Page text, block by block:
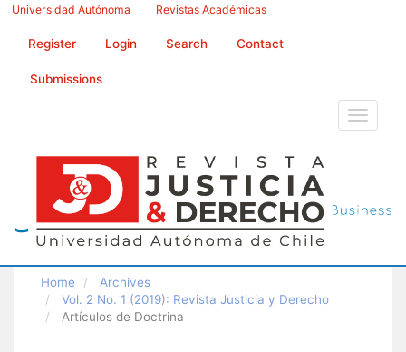
Main
Main
Sidebar
Universidad Autónoma Revistas Académicas
Register Login Search Contact
Submissions
Toggle
Home
Archives
Vol. 2 No. 1 (2019): Revista Justicia y Derecho
Artículos de Doctrina